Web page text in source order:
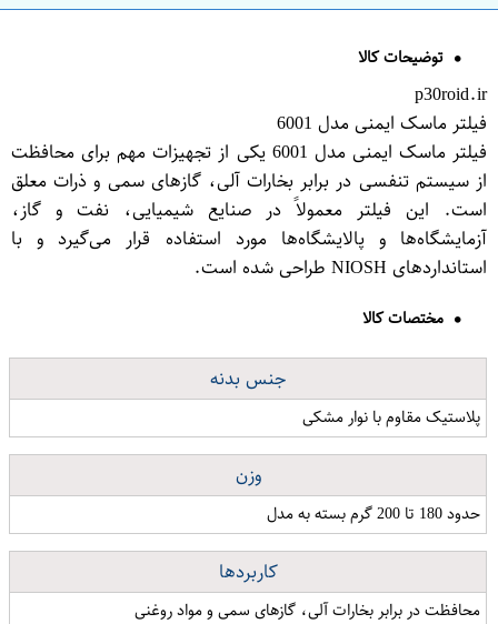
توضیحات کالا
p30roid.ir
فیلتر ماسک ایمنی مدل 6001
فیلتر ماسک ایمنی مدل 6001 یکی از تجهیزات مهم برای محافظت
از سیستم تنفسی در برابر بخارات آلی، گازهای سمی و ذرات معلق
است. این فیلتر معمولاً در صنایع شیمیایی، نفت و گاز،
آزمایشگاه‌ها و پالایشگاه‌ها مورد استفاده قرار می‌گیرد و با
استانداردهای NIOSH طراحی شده است.
مختصات کالا
جنس بدنه
پلاستیک مقاوم با نوار مشکی
وزن
حدود 180 تا 200 گرم بسته به مدل
کاربردها
محافظت در برابر بخارات آلی، گازهای سمی و مواد روغنی